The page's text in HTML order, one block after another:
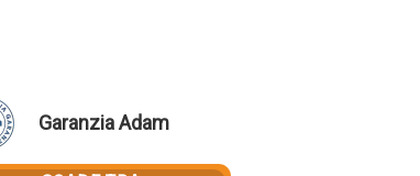
Garanzia Adam